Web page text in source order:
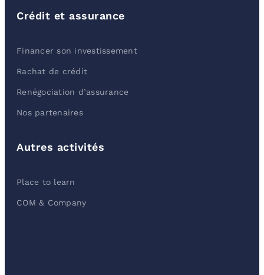
Crédit et assurance
Financer son investissement
Rachat de crédit
Renégociation d’assurance
Nos partenaires
Autres activités
Place to learn
COM & Company